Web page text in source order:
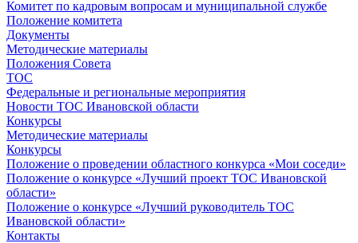
Комитет по кадровым вопросам и муниципальной службе
Положение комитета
Документы
Методические материалы
Положения Совета
ТОС
Федеральные и региональные мероприятия
Новости ТОС Ивановской области
Конкурсы
Методические материалы
Конкурсы
Положение о проведении областного конкурса «Мои соседи»
Положение о конкурсе «Лучший проект ТОС Ивановской
области»
Положение о конкурсе «Лучший руководитель ТОС
Ивановской области»
Контакты